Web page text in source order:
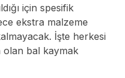
için spesifik
ekstra malzeme
İşte herkesi
olan bal kaymak